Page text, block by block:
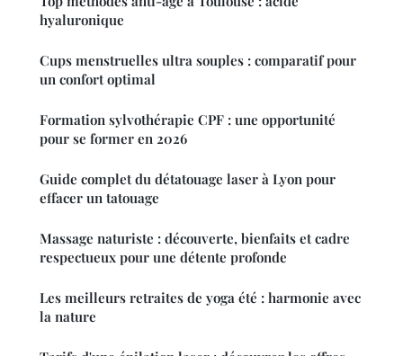
hyaluronique
Cups menstruelles ultra souples : comparatif pour
un confort optimal
Formation sylvothérapie CPF : une opportunité
pour se former en 2026
Guide complet du détatouage laser à Lyon pour
effacer un tatouage
Massage naturiste : découverte, bienfaits et cadre
respectueux pour une détente profonde
Les meilleurs retraites de yoga été : harmonie avec
la nature